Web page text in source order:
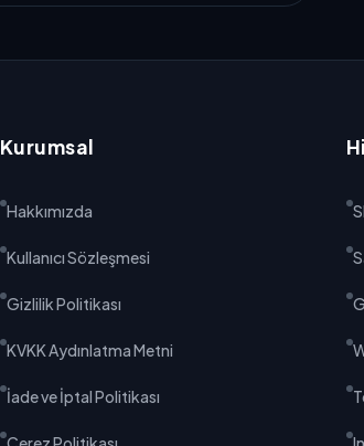
Kurumsal
Hakkımızda
Kullanıcı Sözleşmesi
Gizlilik Politikası
KVKK Aydınlatma Metni
İade ve İptal Politikası